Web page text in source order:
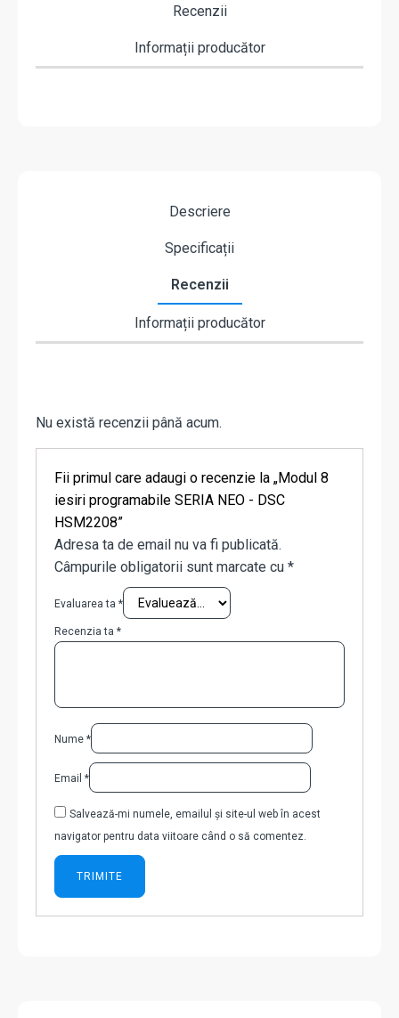
Recenzii
Informații producător
Descriere
Specificații
Recenzii
Informații producător
Nu există recenzii până acum.
Fii primul care adaugi o recenzie la „Modul 8
iesiri programabile SERIA NEO - DSC
HSM2208”
Adresa ta de email nu va fi publicată.
Câmpurile obligatorii sunt marcate cu *
Evaluarea ta *
Recenzia ta *
Nume *
Email *
Salvează-mi numele, emailul și site-ul web în acest
navigator pentru data viitoare când o să comentez.